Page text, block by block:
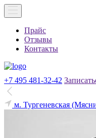
Прайс
Отзывы
Контакты
+7 495 481-32-42
м. Тургеневская